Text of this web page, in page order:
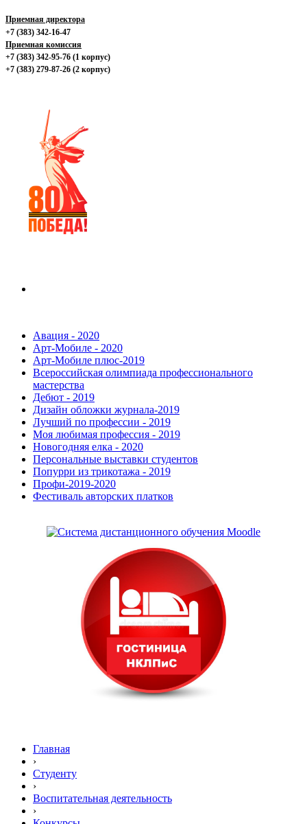
Приемная директора
+7 (383) 342-16-47
Приемная комиссия
+7 (383) 342-95-76 (1 корпус)
+7 (383) 279-87-26 (2 корпус)
Авация - 2020
Арт-Мобиле - 2020
Арт-Мобиле плюс-2019
Всероссийская олимпиада профессионального
мастерства
Дебют - 2019
Дизайн обложки журнала-2019
Лучший по профессии - 2019
Моя любимая профессия - 2019
Новогодняя елка - 2020
Персональные выставки студентов
Попурри из трикотажа - 2019
Профи-2019-2020
Фестиваль авторских платков
Главная
›
Студенту
›
Воспитательная деятельность
›